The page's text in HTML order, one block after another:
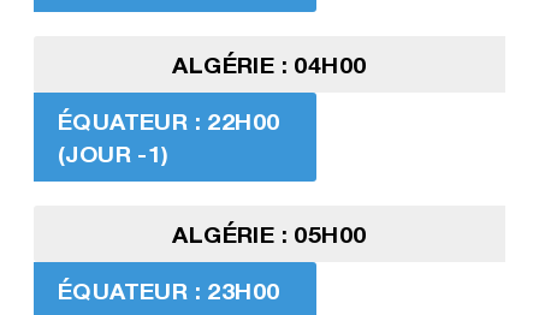
ALGÉRIE : 04H00
ÉQUATEUR : 22H00
(JOUR -1)
ALGÉRIE : 05H00
ÉQUATEUR : 23H00